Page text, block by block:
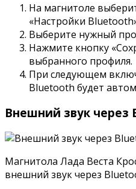
На магнитоле
«Настройки
Выберите нужный
Нажмите кнопку
выбранного профиля.
При следующем
Bluetooth будет
Внешний звук через
Магнитола Лада Веста
внешний звук через